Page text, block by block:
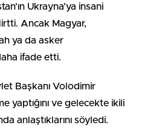
Ukrayna’ya insani
Ancak Magyar,
ya da asker
ifade etti.
Başkanı Volodimir
yaptığını ve gelecekte ikili
anlaştıklarını söyledi.